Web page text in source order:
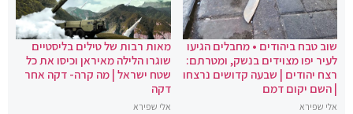
שוב טבח ביהודים • מחבלים הגיעו
לעיר יפו מצוידים בנשק, ומטרתם:
רצח יהודים | שבעה קדושים נרצחו
| השם יקום דמם
אלי שפירא
מאות רבות של טילים בליסטיים
שוגרו הלילה מאיראן וכיסו את כל
שטח ישראל | מה קרה- דקה אחר
דקה
אלי שפירא